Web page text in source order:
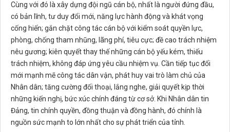
Cùng với đó là xây dựng đội ngũ cán bộ, nhất là người đứng đầu,
có bản lĩnh, tư duy đổi mới, năng lực hành động và khát vọng
cống hiến; gắn chặt công tác cán bộ với kiểm soát quyền lực,
phòng, chống tham nhũng, lãng phí, tiêu cực; đề cao trách nhiệm
nêu gương; kiên quyết thay thế những cán bộ yếu kém, thiếu
trách nhiệm, không đáp ứng yêu cầu nhiệm vụ. Cần tiếp tục đổi
mới mạnh mẽ công tác dân vận, phát huy vai trò làm chủ của
Nhân dân; tăng cường đối thoại, lắng nghe, giải quyết kịp thời
những kiến nghị, bức xúc chính đáng từ cơ sở. Khi Nhân dân tin
Đảng, tin chính quyền, đồng thuận và đồng hành, đó chính là
nguồn sức mạnh to lớn nhất cho sự phát triển của tỉnh.